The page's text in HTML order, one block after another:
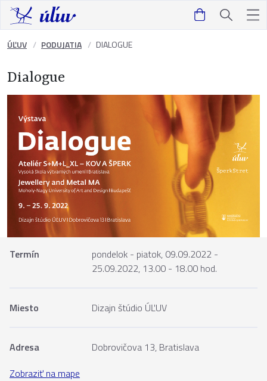
ÚĽUV PODUJATIA DIALOGUE
Dialogue
Termín
pondelok - piatok, 09.09.2022 -
25.09.2022, 13.00 - 18.00 hod.
Miesto Dizajn štúdio ÚĽUV
Adresa
Dobrovičova 13, Bratislava
Zobraziť na mape